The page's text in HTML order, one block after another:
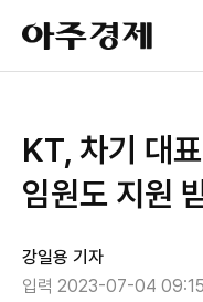
아
주
경
KT, 차기 대
임원도 지원
강일용 기자
입력 2023-07-04 09:15